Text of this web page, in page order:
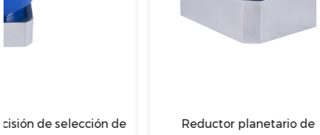
Reductor planetario de eje ortogonal con